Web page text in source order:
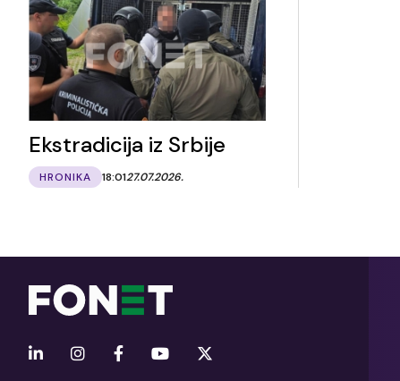
Ekstradicija iz Srbije
HRONIKA 18:0127.07.2026.